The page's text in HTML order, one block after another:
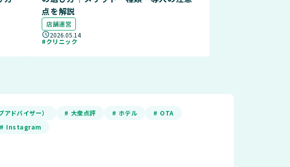
点を解説
店舗運営
2026.05.14
#クリニック
ドバイザー） # 大衆点評 # ホテル
# OTA
# Instagram